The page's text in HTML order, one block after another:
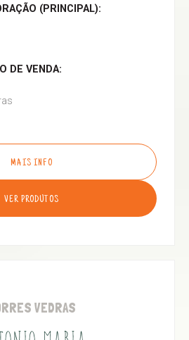
(PRINCIPAL):
DE VENDA:
MAIS INFO
VER PRODUTOS
VEDRAS